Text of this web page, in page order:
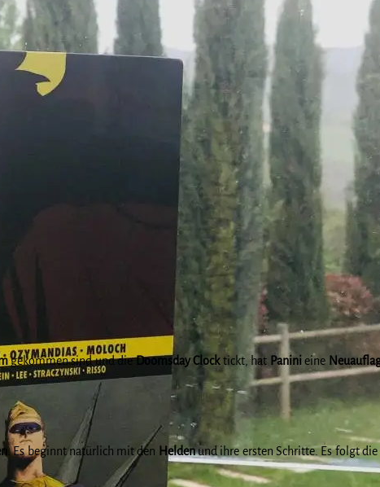
gekommen sind und dieDoomsday Clocktickt, hat Panini eine
. Es beginnt natürlich mit den Heldenund ihre ersten Schritte. Es folgt die